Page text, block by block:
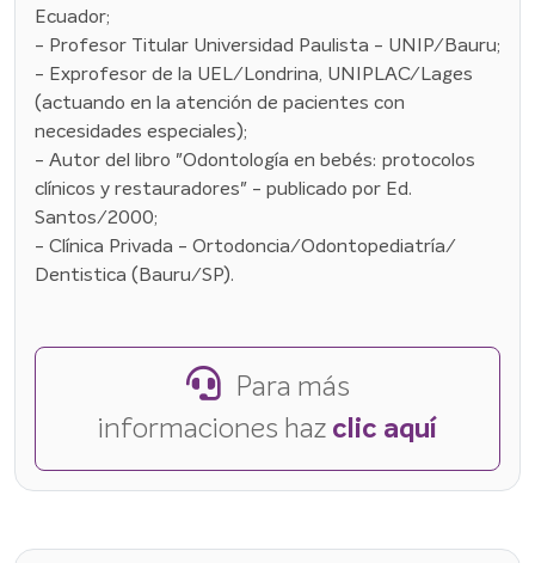
Ecuador;
- Profesor Titular Universidad Paulista - UNIP/Bauru;
- Exprofesor de la UEL/Londrina, UNIPLAC/Lages
(actuando en la atención de pacientes con
necesidades especiales);
- Autor del libro "Odontología en bebés: protocolos
clínicos y restauradores" - publicado por Ed.
Santos/2000;
- Clínica Privada - Ortodoncia/Odontopediatría/
Dentistica (Bauru/SP).
Para más
informaciones haz clic aquí